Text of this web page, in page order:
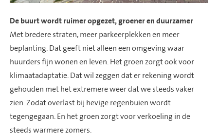
De buurt wordt ruimer opgezet, groener en duurzamer
Met bredere straten, meer parkeerplekken en meer
beplanting. Dat geeft niet alleen een omgeving waar
huurders fijn wonen en leven. Het groen zorgt ook voor
klimaatadaptatie. Dat wil zeggen dat er rekening wordt
gehouden met het extremere weer dat we steeds vaker
zien. Zodat overlast bij hevige regenbuien wordt
tegengegaan. En het groen zorgt voor verkoeling in de
steeds warmere zomers.